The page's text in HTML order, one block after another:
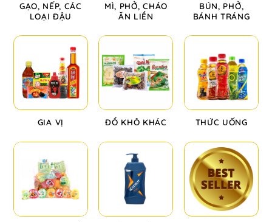
GẠO, NẾP, CÁC
LOẠI ĐẬU
MÌ, PHỞ, CHÁO
ĂN LIỀN
BÚN, PHỞ,
BÁNH TRÁNG
GIA VỊ ĐỒ KHÔ KHÁC THỨC UỐNG